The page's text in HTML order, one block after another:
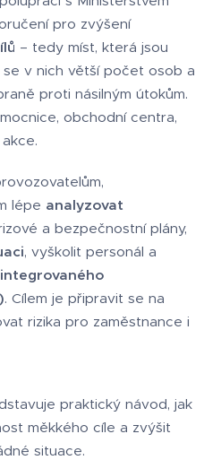
pro zvýšení
– tedy míst, která jsou
v nich větší počet osob a
proti násilným útokům.
obchodní centra,
lépe analyzovat
a bezpečnostní plány,
, vyškolit personál a
. Cílem je připravit se na
rizika pro zaměstnance i
praktický návod, jak
měkkého cíle a zvýšit
situace.